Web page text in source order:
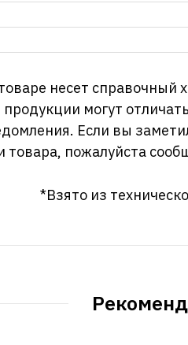
несет справочный
могут
Если вы
пожалуйста
*Взято из